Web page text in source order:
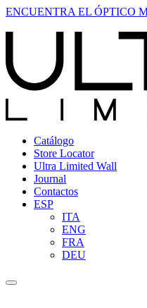
ENCUENTRA EL ÓPTICO
Catálogo
Store Locator
Ultra Limited Wall
Journal
Contactos
ESP
ITA
ENG
FRA
DEU